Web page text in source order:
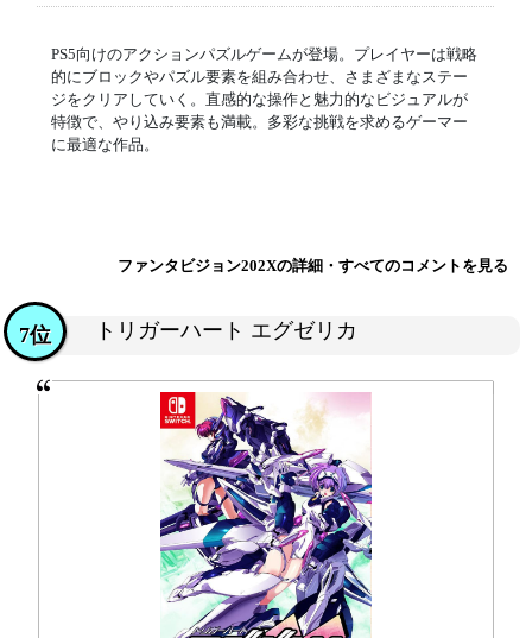
PS5向けのアクションパズルゲームが登場。プレイヤーは戦略
的にブロックやパズル要素を組み合わせ、さまざまなステー
ジをクリアしていく。直感的な操作と魅力的なビジュアルが
特徴で、やり込み要素も満載。多彩な挑戦を求めるゲーマー
に最適な作品。
ファンタビジョン202Xの詳細・すべてのコメントを見る
トリガーハート エグゼリカ
7位